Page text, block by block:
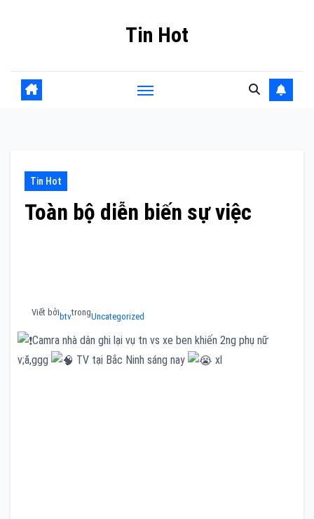
Tin Hot
Tin Hot
Toàn bộ diễn biến sự việc
Viết bởi btvtrongUncategorized
Camra nhà dân ghi lại vụ tn vs xe ben khiến 2ng phụ nữ
v;ă,ggg
TV tại Bắc Ninh sáng nay xl